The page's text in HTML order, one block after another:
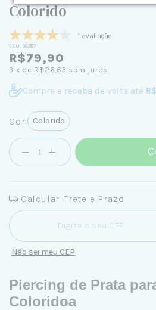
Colorido
1 avaliação
SKU: 36287
R$79,90
3 x de R$26,63 sem juros
Compre e receba de volta até
Cor: Colorido
Calcular Frete e Prazo
Entregas para o CEP:
Não sei meu CEP
Piercing de Prata
Coloridoa